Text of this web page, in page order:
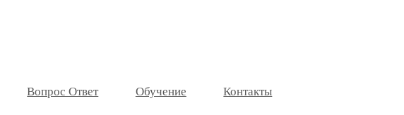
Вопрос Ответ Обучение Контакты